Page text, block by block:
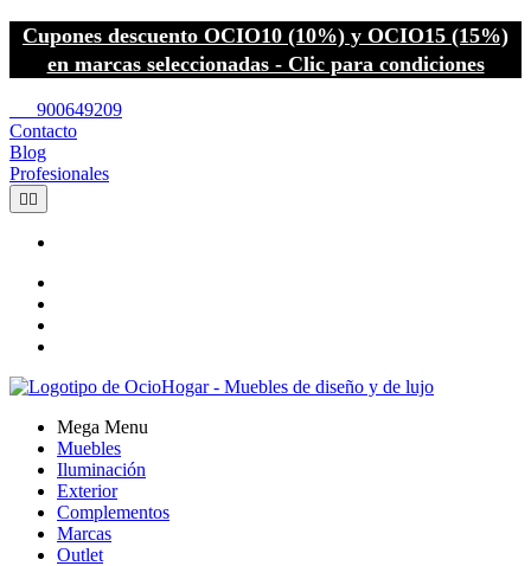
Cupones descuento OCIO10 (10%) y OCIO15 (15%)
en marcas seleccionadas - Clic para condiciones
900649209
Contacto
Blog
Profesionales
 
Mega Menu
Muebles
Iluminación
Exterior
Complementos
Marcas
Outlet